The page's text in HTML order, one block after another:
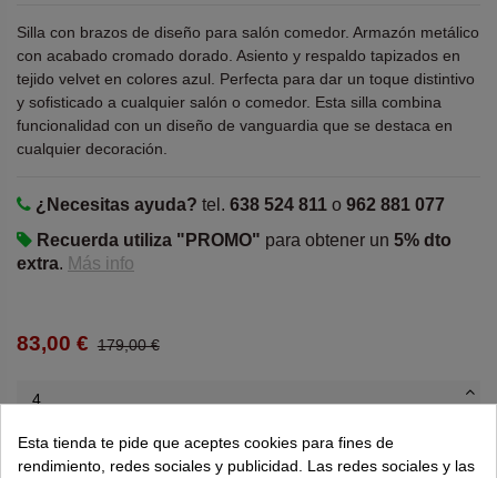
Silla con brazos de diseño para salón comedor. Armazón metálico
con acabado cromado dorado. Asiento y respaldo tapizados en
tejido velvet en colores azul. Perfecta para dar un toque distintivo
y sofisticado a cualquier salón o comedor. Esta silla combina
funcionalidad con un diseño de vanguardia que se destaca en
cualquier decoración.
¿Necesitas ayuda? tel. 638 524 811 o 962 881 077
Recuerda utiliza "PROMO" para obtener un 5% dto
extra. Más info
83,00 € 179,00 €
Añadir al carrito
Esta tienda te pide que aceptes cookies para fines de
rendimiento, redes sociales y publicidad. Las redes sociales y las